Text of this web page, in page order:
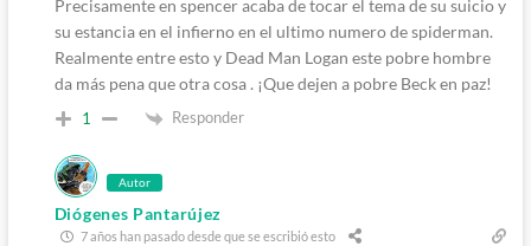
Precisamente en spencer acaba de tocar el tema de su suicio y
su estancia en el infierno en el ultimo numero de spiderman.
Realmente entre esto y Dead Man Logan este pobre hombre
da más pena que otra cosa . ¡Que dejen a pobre Beck en paz!
1 Responder
Autor
Diógenes Pantarújez
7 años han pasado desde que se escribió esto